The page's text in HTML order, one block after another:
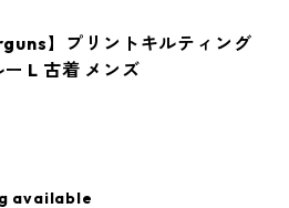
】プリントキルティング
L 古着 メンズ
available